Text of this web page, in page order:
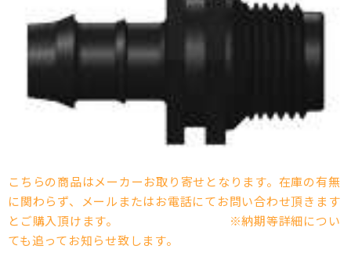
こちらの商品はメーカーお取り寄せとなります。在庫の有無
に関わらず、メールまたはお電話にてお問い合わせ頂きます
とご購入頂けます。 ※納期等詳細につい
ても追ってお知らせ致します。